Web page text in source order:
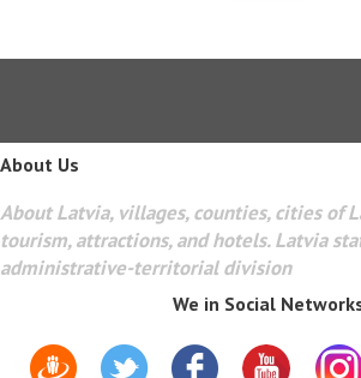
About Us
About Latvia, villages, counties, cities of
tourism, attractions, and hotels. Latvia
administrative-territorial division
We in Social